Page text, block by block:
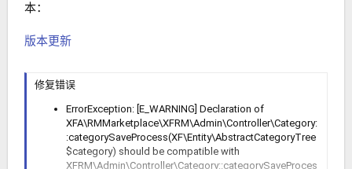
本：
版本更新
修复错误
ErrorException: [E_WARNING] Declaration of
XFA\RMMarketplace\XFRM\Admin\Controller\Category:
:categorySaveProcess(XF\Entity\AbstractCategoryTree
$category) should be compatible with
XFRM\Admin\Controller\Category::categorySaveProces